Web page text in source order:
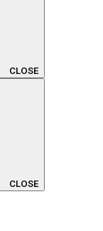
CLOSE
CLOSE